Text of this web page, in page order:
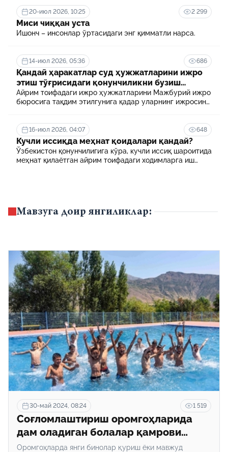
20-июл 2026, 10:25 2 299
Миси чиққан уста
Ишонч – инсонлар ўртасидаги энг қимматли нарса.
14-июл 2026, 05:36 686
Қандай ҳаракатлар суд ҳужжатларини ижро
этиш тўғрисидаги қонунчиликни бузиш
ҳисобланади? 5 муҳим факт
Айрим тоифадаги ижро ҳужжатларини Мажбурий ижро
бюросига тақдим этилгунига қадар уларнинг ижросини
16-июл 2026, 04:07 648
Кучли иссиқда меҳнат қоидалари қандай?
Ўзбекистон қонунчилигига кўра, кучли иссиқ шароитида
меҳнат қилаётган айрим тоифадаги ходимларга иш
Мавзуга доир янгиликлар:
30-май 2024, 08:24 1 519
Соғломлаштириш оромгоҳларида
дам оладиган болалар қамрови
кенгайтирилади
Оромгоҳларда янги бинолар қуриш ёки мавжуд